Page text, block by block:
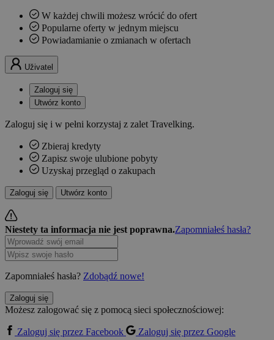
W każdej chwili możesz wrócić do ofert
Popularne oferty w jednym miejscu
Powiadamianie o zmianach w ofertach
Uživatel
Zaloguj się
Utwórz konto
Zaloguj się i w pełni korzystaj z zalet Travelking.
Zbieraj kredyty
Zapisz swoje ulubione pobyty
Uzyskaj przegląd o zakupach
Zaloguj się Utwórz konto
Niestety ta informacja nie jest poprawna.Zapomniałeś hasła?
Zapomniałeś hasła? Zdobądź nowe!
Zaloguj się
Możesz zalogować się z pomocą sieci społecznościowej:
Zaloguj się przez Facebook
Zaloguj się przez Google